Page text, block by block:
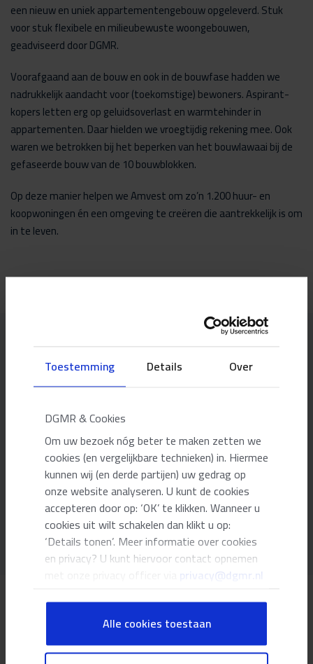
Toestemming Details Over
DGMR & Cookies
Om uw bezoek nóg beter te maken zetten we
cookies (en vergelijkbare technieken) in. Hiermee
kunnen wij (en derde partijen) uw gedrag op
onze website analyseren. U kunt de cookies
accepteren door op: ‘OK’ te klikken. Wanneer u
cookies uit wilt schakelen dan klikt u op:
‘Details tonen’. Meer informatie over cookies
en privacy? U kunt hiervoor contact opnemen
privacy@dgmr.nl
Alle cookies toestaan
een nieuw en uniek appartementengebouw opgeleverd. Stuk
voor stuk flexibele en milieubewuste woongebouwen,
geadviseerd door DGMR.
Voorafgaand aan de bouw en ook in de bouwfase hadden we
nadrukkelijk aandacht voor (toekomstige) bewoners. Aspirant-
kopers letten erg op geluidsoverlast en warmtehinder in
appartementen. Daar hielden we vroegtijdig rekening mee. Ook
waren we betrokken bij het beperken van het bouwlawaai bij de
gefaseerde bouw van de 10 bouwblokken.
Op deze manier helpen we Amvest om zo’n 1.200 huur- en
koopwoningen én een omgeving te creëren die aantrekkelijk is om
in te leven.
Onze adviseurs
Hendrik-Jan Doevendans
Adviseur brandveiligheid
hdo@dgmr.nl 06 50 73 98 68
Meer kennis
Overzichtelijke bouwbesluittoetsing